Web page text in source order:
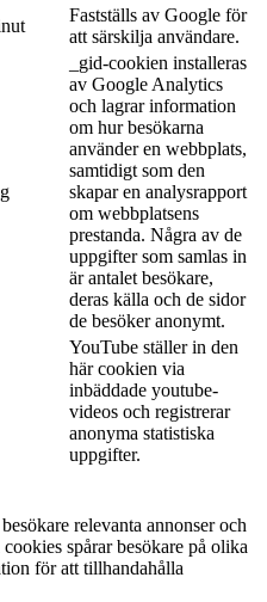
Fastställs av Google för
att särskilja användare.
_gid-cookien installeras
av Google Analytics
och lagrar information
om hur besökarna
använder en webbplats,
samtidigt som den
skapar en analysrapport
om webbplatsens
prestanda. Några av de
uppgifter som samlas in
är antalet besökare,
deras källa och de sidor
de besöker anonymt.
YouTube ställer in den
här cookien via
inbäddade youtube-
videos och registrerar
anonyma statistiska
uppgifter.
relevanta annonser och
spårar besökare på olika
för att tillhandahålla